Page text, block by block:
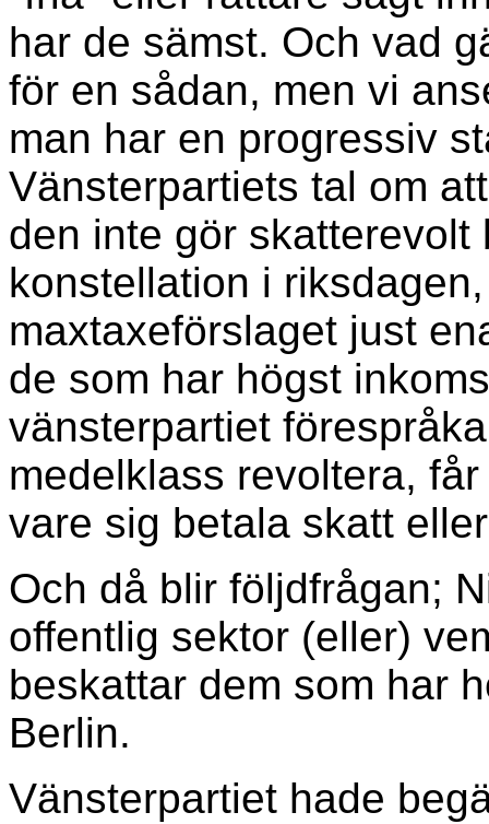
har de sämst. Och vad
för en sådan, men vi
man har en progressiv
Vänsterpartiets tal om
den inte gör
konstellation i
maxtaxeförslaget just
de som har högst
vänsterpartiet
medelklass revoltera,
vare sig betala skatt
Och då blir följdfrågan;
offentlig sektor (eller)
beskattar dem som har
Berlin.
Vänsterpartiet hade